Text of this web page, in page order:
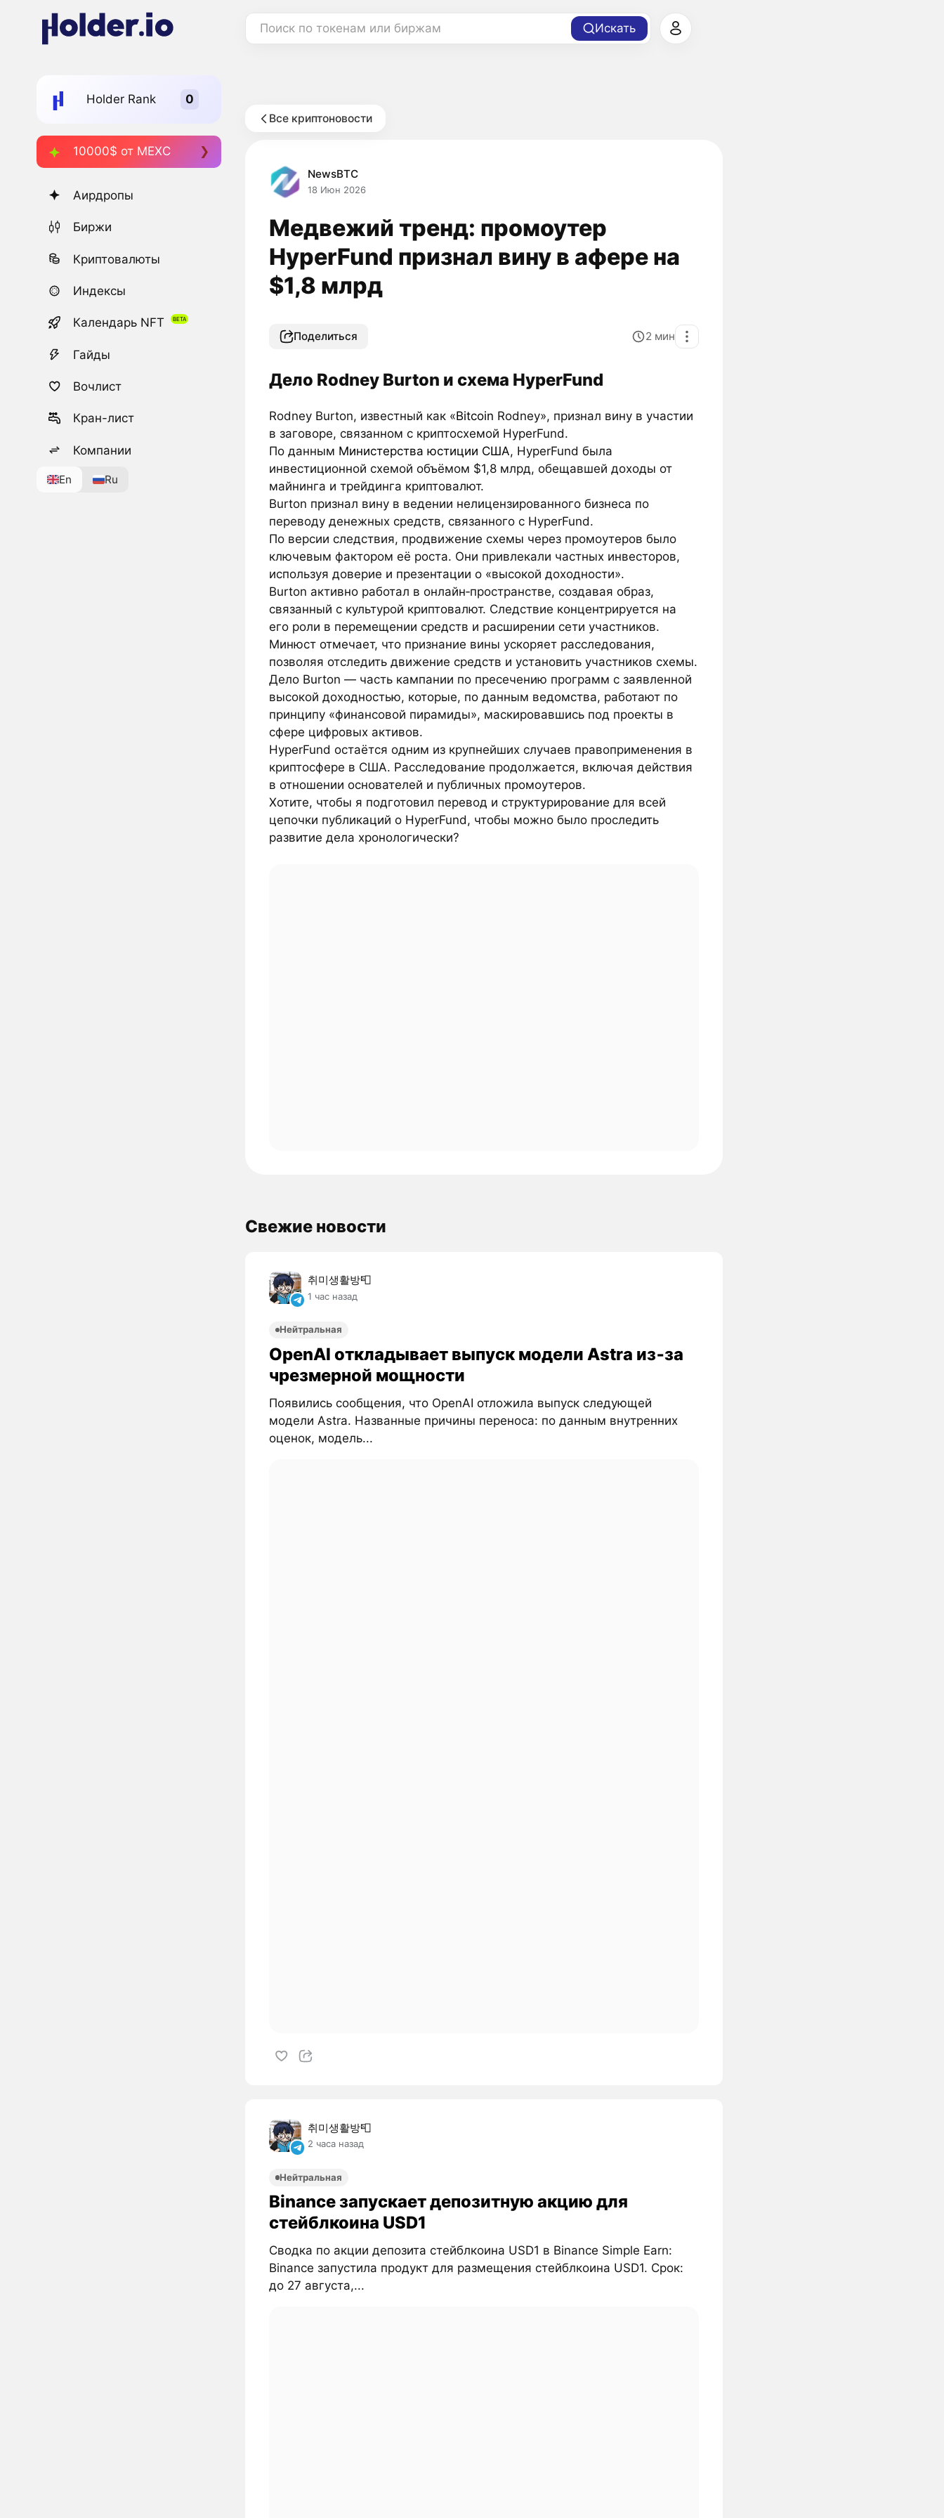
Поиск по токенам или биржам Искать
Holder Rank
10000$ от MEXC
Аирдропы
Биржи
Криптовалюты
Индексы
Календарь NFT
Гайды
Вочлист
Кран-лист
Компании
En Ru
Все криптоновости
NewsBTC
18 Июн 2026
Медвежий тренд: промоутер
HyperFund признал вину в афере на
$1,8 млрд
Поделиться 2 мин
Дело Rodney Burton и схема HyperFund
Rodney Burton, известный как «Bitcoin Rodney», признал вину в участии
в заговоре, связанном с криптосхемой HyperFund.
По данным Министерства юстиции США, HyperFund была
инвестиционной схемой объёмом $1,8 млрд, обещавшей доходы от
майнинга и трейдинга криптовалют.
Burton признал вину в ведении нелицензированного бизнеса по
переводу денежных средств, связанного с HyperFund.
По версии следствия, продвижение схемы через промоутеров было
ключевым фактором её роста. Они привлекали частных инвесторов,
используя доверие и презентации о «высокой доходности».
Burton активно работал в онлайн‑пространстве, создавая образ,
связанный с культурой криптовалют. Следствие концентрируется на
его роли в перемещении средств и расширении сети участников.
Минюст отмечает, что признание вины ускоряет расследования,
позволяя отследить движение средств и установить участников схемы.
Дело Burton — часть кампании по пресечению программ с заявленной
высокой доходностью, которые, по данным ведомства, работают по
принципу «финансовой пирамиды», маскировавшись под проекты в
сфере цифровых активов.
HyperFund остаётся одним из крупнейших случаев правоприменения в
криптосфере в США. Расследование продолжается, включая действия
в отношении основателей и публичных промоутеров.
Хотите, чтобы я подготовил перевод и структурирование для всей
цепочки публикаций о HyperFund, чтобы можно было проследить
развитие дела хронологически?
Свежие новости
취미생활방📮
1 час назад
Нейтральная
OpenAI откладывает выпуск модели Astra из‑за
чрезмерной мощности
Появились сообщения, что OpenAI отложила выпуск следующей
модели Astra. Названные причины переноса: по данным внутренних
оценок, модель...
취미생활방📮
2 часа назад
Нейтральная
Binance запускает депозитную акцию для
стейблкоина USD1
Сводка по акции депозита стейблкоина USD1 в Binance Simple Earn:
Binance запустила продукт для размещения стейблкоина USD1. Срок:
до 27 августа,...